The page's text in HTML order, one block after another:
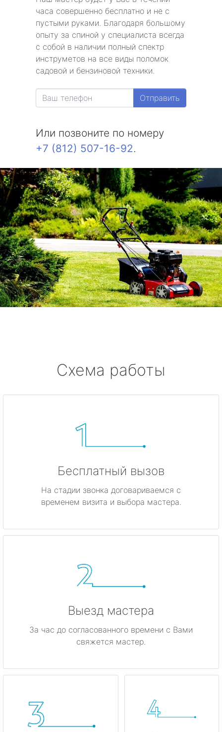
часа совершенно бесплатно и не с
пустыми руками. Благодаря большому
опыту за спиной у специалиста всегда
с собой в наличии полный спектр
инструметов на все виды поломок
садовой и бензиновой техники.
Отправить
Или позвоните по номеру
+7 (812) 507-16-92.
Схема работы
Бесплатный вызов
На стадии звонка договариваемся с
временем визита и выбора мастера.
Выезд мастера
За час до согласованного времени с Вами
свяжется мастер.